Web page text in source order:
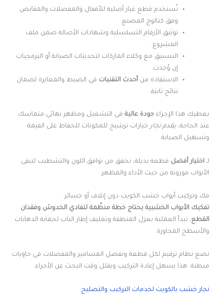
تُستخدم قطع غيار أصلية للأقفال والمفصلات والمقابض
وفق كتالوج المصنع.
توثيق الأرقام التسلسلية وشهادات الأصالة ضمن ملف
المشروع.
التنسيق مع وكلاء الماركات لتحديثات الصيانة أو البرمجيات
إن وُجدت.
الاستفادة من أحدث التقنيات في الضبط والمعايرة لضمان
نتائج ثابتة.
يعطيك هذا الإجراء جودة عالية في التشغيل ومظهر نهائي متماسك.
عند الحاجة،يقدم نجارخيارات ترشيح للمكونات للحفاظ على القيمة
وتسهيل الصيانة.
لـ اختيار أفضل قطعة بديلة، تحقق من توافق اللون والتشطيب لتبقى
الأبواب موزونة من حيث الأداء والمظهر.
فك وتركيب أبواب خشب الكويت دون إتلاف أو خسائر
تفكيك الأبواب الخشبية يحتاج خطة منظّمة لتفادي الخدوش وفقدان
القطع. تبدأ العملية بعزل المنطقة وتغليف إطار الباب لحماية الدهانات
والأسطح المجاورة.
نضع نظام ترقيم لكل قطعة ونفصل المسامير والمفصلات في حاويات
مبطنة. هذا يسهل إعادة التركيب ويقلل وقت البحث عن الأجزاء.
نجار خشب بالكويت لخدمات التركيب والتصليح